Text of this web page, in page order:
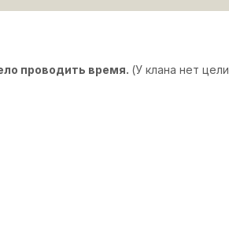
проводить время. (У клана нет цели